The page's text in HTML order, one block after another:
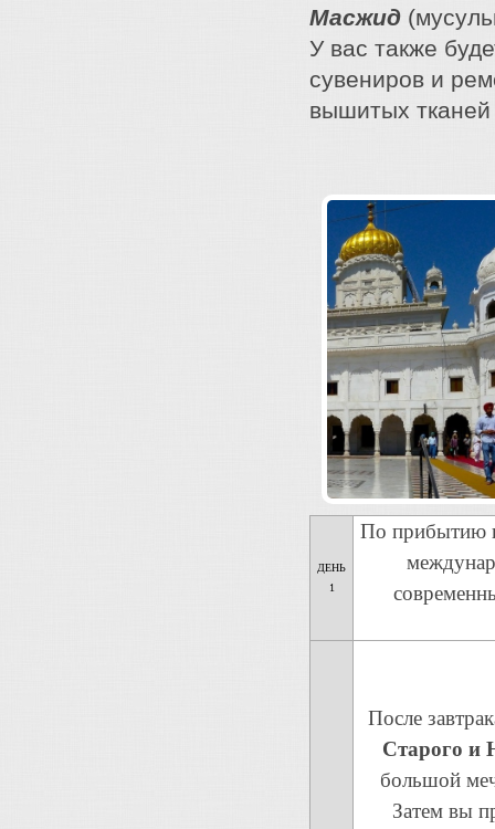
Масжид
У вас также
сувениров и
вышитых
ДЕНЬ
1
По прибытию
После
Старого и
большой
Затем вы